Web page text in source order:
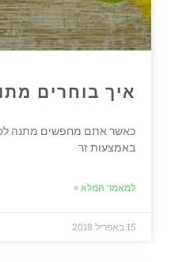
איך בוחרים
כאשר אתם מחפשים מתנה
באמצעות זר
למאמר המלא »
15 באפריל 2018